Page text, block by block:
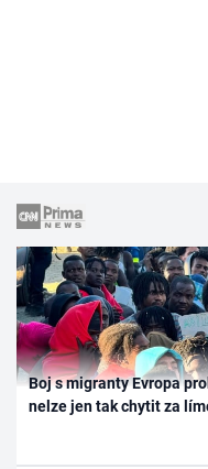
Boj s migranty Evropa
nelze jen tak chytit za